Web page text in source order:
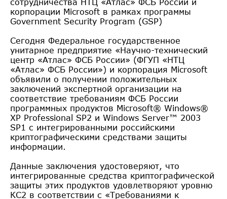
корпорации Microsoft в рамках программы
Government Security Program (GSP)
Сегодня Федеральное государственное
унитарное предприятие «Научно-технический
центр «Атлас» ФСБ России» (ФГУП «НТЦ
«Атлас» ФСБ России») и корпорация Microsoft
объявили о получении положительных
заключений экспертной организации на
соответствие требованиям ФСБ России
программных продуктов Microsoft® Windows®
XP Professional SP2 и Windows Server™ 2003
SP1 с интегрированными российскими
криптографическими средствами защиты
информации.
Данные заключения удостоверяют, что
интегрированные средства криптографической
защиты этих продуктов удовлетворяют уровню
КС2 в соответствии с «Требованиями к